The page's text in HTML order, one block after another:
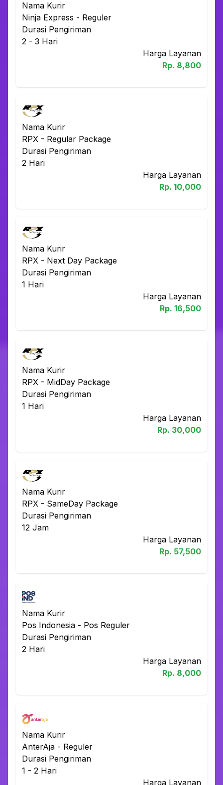
Nama Kurir
Ninja Express - Reguler
Durasi Pengiriman
2 - 3 Hari
Harga Layanan
Rp. 8,800
Nama Kurir
RPX - Regular Package
Durasi Pengiriman
2 Hari
Harga Layanan
Rp. 10,000
Nama Kurir
RPX - Next Day Package
Durasi Pengiriman
1 Hari
Harga Layanan
Rp. 16,500
Nama Kurir
RPX - MidDay Package
Durasi Pengiriman
1 Hari
Harga Layanan
Rp. 30,000
Nama Kurir
RPX - SameDay Package
Durasi Pengiriman
12 Jam
Harga Layanan
Rp. 57,500
Nama Kurir
Pos Indonesia - Pos Reguler
Durasi Pengiriman
2 Hari
Harga Layanan
Rp. 8,000
Nama Kurir
AnterAja - Reguler
Durasi Pengiriman
1 - 2 Hari
Harga Layanan